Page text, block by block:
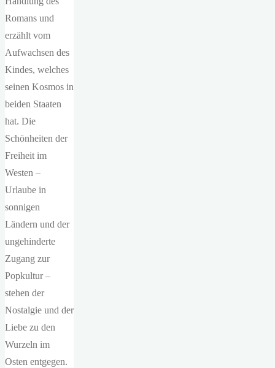
Romans und
erzählt vom
Aufwachsen des
Kindes, welches
seinen Kosmos in
beiden Staaten
hat. Die
Schönheiten der
Freiheit im
Westen –
Urlaube in
sonnigen
Ländern und der
ungehinderte
Zugang zur
Popkultur –
stehen der
Nostalgie und der
Liebe zu den
Wurzeln im
Osten entgegen.